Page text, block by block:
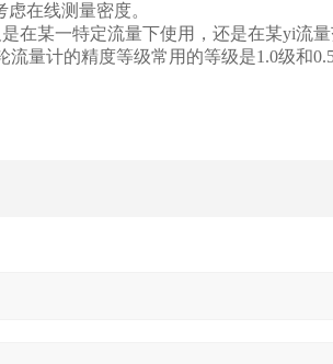
在线测量密度。
在某一特定流量下使用，还是在某yi流
量计的精度等级常用的等级是1.0级和